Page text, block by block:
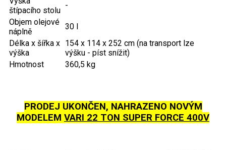
Aku křovinořezy a vyžínače
Aku pily
Aku sekačky
Štípačka na dřevo
štípacího stolu
-
Objem olejové
náplně
30 l
Délka x šířka x
výška
154 x 114 x 252 cm (na transport lze
výšku - píst snížit)
Hmotnost
360,5 kg
PRODEJ UKONČEN, NAHRAZENO NOVÝM
MODELEM VARI 22 TON SUPER FORCE 400V